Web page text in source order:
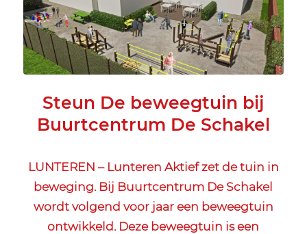
Steun De beweegtuin bij
Buurtcentrum De Schakel
LUNTEREN – Lunteren Aktief zet de tuin in
beweging. Bij Buurtcentrum De Schakel
wordt volgend voor jaar een beweegtuin
ontwikkeld. Deze beweegtuin is een